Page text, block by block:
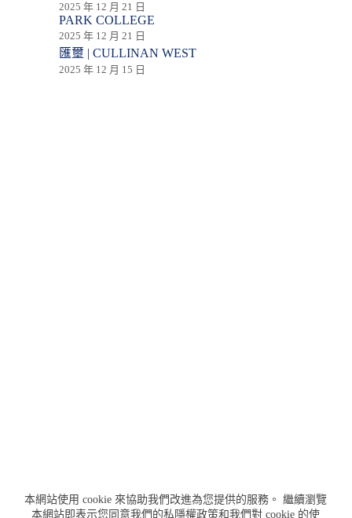
本網站使用 cookie 來協助我們改進為您提供的服務。
繼續瀏覽
本網站即表示您同意我們的私隱權政策和我們對 cookie 的使
2025 年 12 月 21 日
PARK COLLEGE
2025 年 12 月 21 日
匯壐 | CULLINAN WEST
2025 年 12 月 15 日